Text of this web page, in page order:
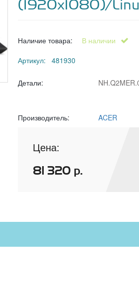
(1920x1080)/
Наличие товара:
В наличии
Артикул: 481930
Детали:
Производитель: ACER
Цена:
81 320 р.